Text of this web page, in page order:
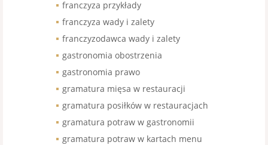
franczyza przykłady
franczyza wady i zalety
franczyzodawca wady i zalety
gastronomia obostrzenia
gastronomia prawo
gramatura mięsa w restauracji
gramatura posiłków w restauracjach
gramatura potraw w gastronomii
gramatura potraw w kartach menu